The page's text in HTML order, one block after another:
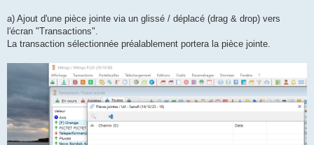
a) Ajout d'une pièce jointe via un glissé / déplacé (drag & drop) vers
l'écran "Transactions".
La transaction sélectionnée préalablement portera la pièce jointe.